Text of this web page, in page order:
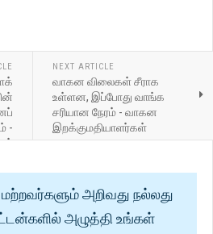
-
NEXT ARTICLE
வாகன விலைகள் சீராக
உள்ளன, இப்போது வாங்க
சரியான நேரம் - வாகன
இறக்குமதியாளர்கள்
அறிவது நல்லது
அழுத்தி உங்கள்